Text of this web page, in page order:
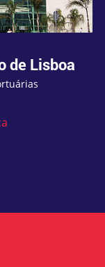
de Lisboa